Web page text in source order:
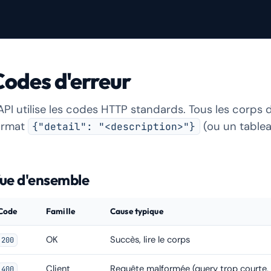
d'erreur
utilise les codes HTTP standards. Tous les
{"detail": "<description>"} (ou un
d'ensemble
Famille Cause typique
200 OK Succès, lire le corps
Client Requête malformée (query trop courte,